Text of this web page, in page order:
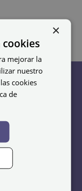
de aço
em madeira y
de melamina
×
cookies
mejorar la
nuestro
cookies
de